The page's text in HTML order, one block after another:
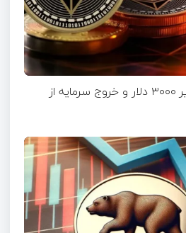
افت قیمت اتریوم به زیر ۳۰۰۰ دلار و خروج سرمایه از